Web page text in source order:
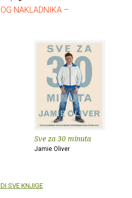
NAKLADNIKA –
Sve za 30 minuta
Jamie Oliver
SVE KNJIGE